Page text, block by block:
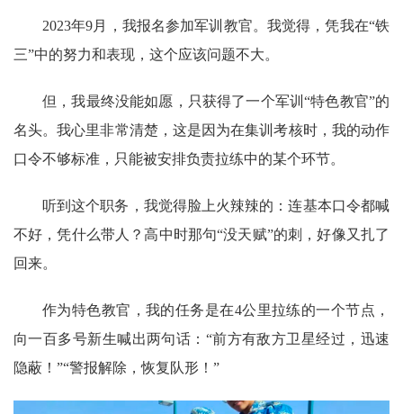
2023年9月，我报名参加军训教官。我觉得，凭我在“铁
三”中的努力和表现，这个应该问题不大。
但，我最终没能如愿，只获得了一个军训“特色教官”的
名头。我心里非常清楚，这是因为在集训考核时，我的动作
口令不够标准，只能被安排负责拉练中的某个环节。
听到这个职务，我觉得脸上火辣辣的：连基本口令都喊
不好，凭什么带人？高中时那句“没天赋”的刺，好像又扎了
回来。
作为特色教官，我的任务是在4公里拉练的一个节点，
向一百多号新生喊出两句话：“前方有敌方卫星经过，迅速
隐蔽！”“警报解除，恢复队形！”